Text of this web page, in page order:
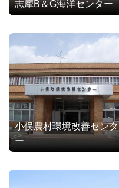
志摩B＆G海洋センター
小俣農村環境改善センタ
ー